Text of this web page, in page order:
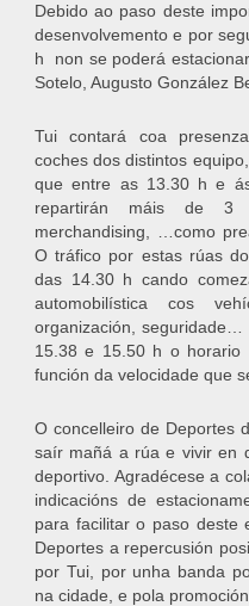
Debido ao paso deste
desenvolvemento e por
h non se poderá
Sotelo, Augusto González
Tui contará coa
coches dos distintos
que entre as 13.30 h e
repartirán máis de 3
merchandising, …como
O tráfico por estas rúas
das 14.30 h cando
automobilística cos
organización,
15.38 e 15.50 h o horario
función da velocidade que
O concelleiro de Deportes
saír mañá a rúa e vivir en
deportivo. Agradécese a
indicacións de
para facilitar o paso deste
Deportes a repercusión
por Tui, por unha banda
na cidade, e pola